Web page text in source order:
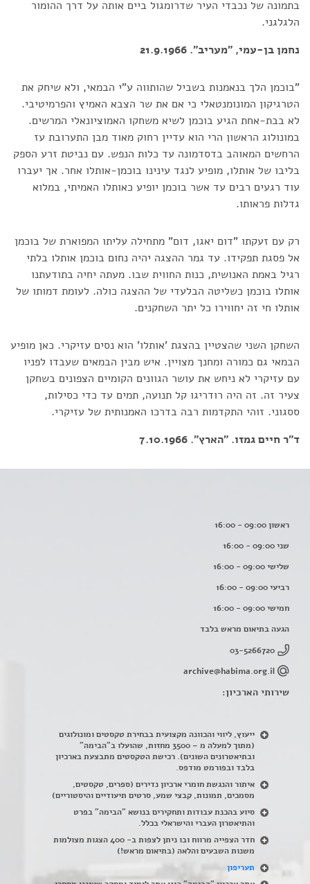
בתמונה של נכבדי העיר שדרומגול ביים אותה על דרך ההומור
הלגלגני.
נחמן בן-עמי, "מעריב". 21.9.1966
"בוכמן הלך בנאמנות בשביל שהותווה ע"י הבמאי, ולא שיחק את
הטרגיקון המונומנטאלי כי אם את שר הצבא האמיץ והפרמיטיבי.
לא בבת-אחת הגיע בוכמן לשיא משחקו האמוציונאלי המרשים.
במונולוג הראשון הרי הוא עדיין רחוק מאוד מבן התערובת עז
הרחשים המאוהב בדסדמונה עד כלות הנפש. עם נביטת זרע הספק
בליבו של אותלו, מופיע לנגד עינינו בוכמן-אותלו אחר. אך יעברו
עוד רגעים רבים עד אשר בוכמן יופיע כאותלו האמיתי, במלוא
גדלות פראותו.
רק עם זעקתו "דום יאגו, דום" מתחילה עליתו המפוארת של בוכמן
אל פסגת תפקידו. עד גמר ההצגה יהיה נחום בוכמן אותלו בלתי
רגיל באמת האנושית, כנות החווית שבו. מעתה יחיה בתודעתנו
אותלו בוכמן כשליטה הבלעדי של ההצגה כולה. לעומת דמותו של
אותלו חי זה יחווירו כל יתר השחקנים.
השחקן השני שהצטיין בהצגת 'אותלו' הוא נסים עזיקרי. כאן מופיע
הבמאי גם כמורה ומחנך מצויין. איש מבין הבמאים שעבדו לפניו
עם עזיקרי לא ניחש את עושר הגוונים הקומיים הצפונים בשחקן
צעיר זה. זה היה רודריגו קל תנועה, תמים עד כדי כסילות,
ססגוני. זוהי התקדמות רבה בדרכו האמנותית של עזיקרי.
ד"ר חיים גמזו. "הארץ". 7.10.1966
ראשון 09:00 - 16:00
שני 09:00 - 16:00
שלישי 09:00 - 16:00
רביעי 09:00 - 16:00
חמישי 09:00 - 16:00
הגעה בתיאום מראש בלבד
03-5266720
archive@habima.org.il
שירותי הארכיון:
ייעוץ, ליווי והכוונה מקצועית בבחירת טקסטים ומונולוגים
(מתוך למעלה מ – 3500 מחזות, שהועלו ב"הבימה"
ובתיאטרונים השונים). רכישת הטקסטים מתבצעת בארכיון
בלבד ובפורמט מודפס.
איתור והנגשת חומרי ארכיון נדירים (ספרים, טקסטים,
מסמכים, תמונות, קבצי שמע, סרטים תיעודיים והיסטוריים)
סיוע בהכנת עבודות ותחקירים בנושא "הבימה" בפרט
והתיאטרון העברי והישראלי בכלל.
חדר הצפייה מרווח ובו ניתן לצפות ב- 400 הצגות מצולמות
משנות השבעים והלאה (בתיאום מראש!)
תעריפון